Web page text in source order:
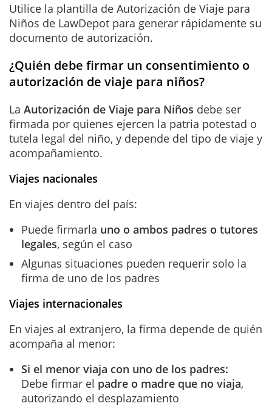
Utilice la plantilla de Autorización de Viaje para
Niños de LawDepot para generar rápidamente su
documento de autorización.
¿Quién debe firmar un consentimiento o
autorización de viaje para niños?
La Autorización de Viaje para Niños debe ser
firmada por quienes ejercen la patria potestad o
tutela legal del niño, y depende del tipo de viaje y
acompañamiento.
Viajes nacionales
En viajes dentro del país:
Puede firmarla uno o ambos padres o tutores
legales, según el caso
Algunas situaciones pueden requerir solo la
firma de uno de los padres
Viajes internacionales
En viajes al extranjero, la firma depende de quién
acompaña al menor:
Si el menor viaja con uno de los padres:
Debe firmar el padre o madre que no viaja,
autorizando el desplazamiento